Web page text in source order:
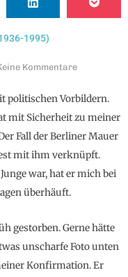
1995)
Kommentare
politischen Vorbildern.
mit Sicherheit zu meiner
Fall der Berliner Mauer
mit ihm verknüpft.
war, hat er mich bei
überhäuft.
gestorben. Gerne hätte
unscharfe Foto unten
Konfirmation. Er